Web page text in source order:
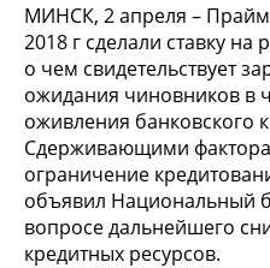
МИНСК, 2 апреля –
2018 г сделали ставку на
о чем свидетельствует
ожидания чиновников в
оживления банковского
Сдерживающими
ограничение
объявил Национальный
вопросе дальнейшего
кредитных ресурсов.